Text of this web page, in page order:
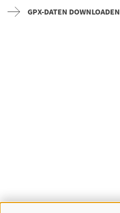
GPX-DATEN DOWNLOADEN